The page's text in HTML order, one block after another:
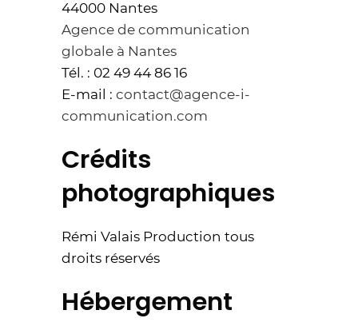
44000 Nantes
Agence de communication
globale à Nantes
Tél. : 02 49 44 86 16
E-mail :contact@agence-i-
communication.com
Crédits
photographiques
Rémi Valais Production tous
droits réservés
Hébergement